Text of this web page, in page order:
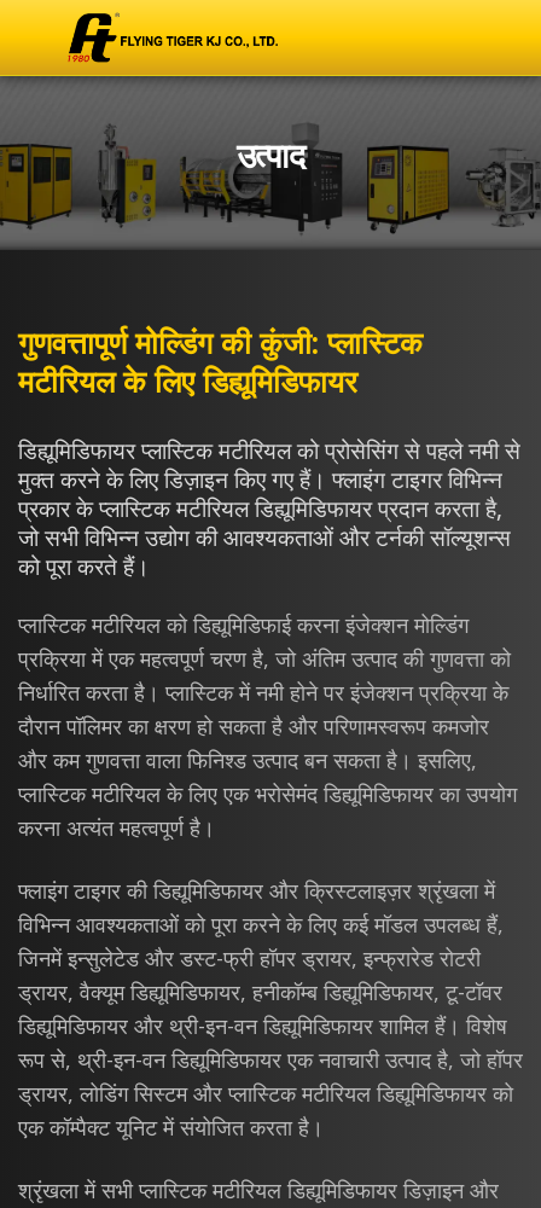
उत्पाद
गुणवत्तापूर्ण मोल्डिंग की कुंजी: प्लास्टिक
मटीरियल के लिए डिह्यूमिडिफायर
डिह्यूमिडिफायर प्लास्टिक मटीरियल को प्रोसेसिंग से पहले नमी से
मुक्त करने के लिए डिज़ाइन किए गए हैं। फ्लाइंग टाइगर विभिन्न
प्रकार के प्लास्टिक मटीरियल डिह्यूमिडिफायर प्रदान करता है,
जो सभी विभिन्न उद्योग की आवश्यकताओं और टर्नकी सॉल्यूशन्स
को पूरा करते हैं।
प्लास्टिक मटीरियल को डिह्यूमिडिफाई करना इंजेक्शन मोल्डिंग
प्रक्रिया में एक महत्वपूर्ण चरण है, जो अंतिम उत्पाद की गुणवत्ता को
निर्धारित करता है। प्लास्टिक में नमी होने पर इंजेक्शन प्रक्रिया के
दौरान पॉलिमर का क्षरण हो सकता है और परिणामस्वरूप कमजोर
और कम गुणवत्ता वाला फिनिश्ड उत्पाद बन सकता है। इसलिए,
प्लास्टिक मटीरियल के लिए एक भरोसेमंद डिह्यूमिडिफायर का उपयोग
करना अत्यंत महत्वपूर्ण है।
फ्लाइंग टाइगर की डिह्यूमिडिफायर और क्रिस्टलाइज़र श्रृंखला में
विभिन्न आवश्यकताओं को पूरा करने के लिए कई मॉडल उपलब्ध हैं,
जिनमें इन्सुलेटेड और डस्ट-फ्री हॉपर ड्रायर, इन्फ्रारेड रोटरी
ड्रायर, वैक्यूम डिह्यूमिडिफायर, हनीकॉम्ब डिह्यूमिडिफायर, टू-टॉवर
डिह्यूमिडिफायर और थ्री-इन-वन डिह्यूमिडिफायर शामिल हैं। विशेष
रूप से, थ्री-इन-वन डिह्यूमिडिफायर एक नवाचारी उत्पाद है, जो हॉपर
ड्रायर, लोडिंग सिस्टम और प्लास्टिक मटीरियल डिह्यूमिडिफायर को
एक कॉम्पैक्ट यूनिट में संयोजित करता है।
श्रृंखला में सभी प्लास्टिक मटीरियल डिह्यूमिडिफायर डिज़ाइन और